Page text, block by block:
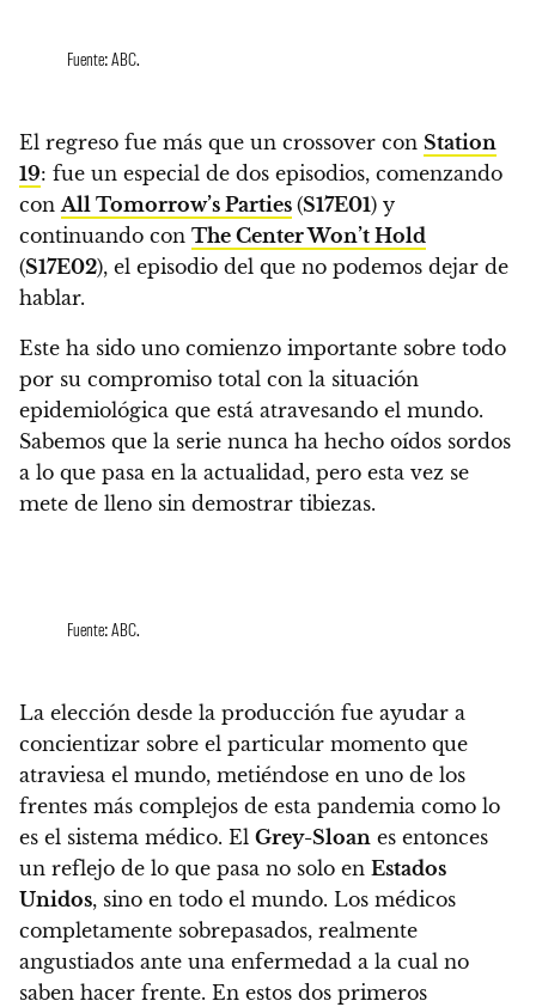
Fuente: ABC.
El regreso fue más que un crossover con Station
19: fue un especial de dos episodios, comenzando
conAll Tomorrow’s Parties (S17E01) y
continuando con The Center Won’t Hold
(S17E02), el episodio del que no podemos dejar de
hablar.
Este ha sido uno comienzo importante sobre todo
por su compromiso total con la situación
epidemiológica que está atravesando el mundo.
Sabemos que la serie nunca ha hecho oídos sordos
a lo que pasa en la actualidad, pero esta vez se
mete de lleno sin demostrar tibiezas.
Fuente: ABC.
La elección desde la producción fue ayudar a
concientizar sobre el particular momento que
atraviesa el mundo, metiéndose en uno de los
frentes más complejos de esta pandemia como lo
es el sistema médico. El Grey-Sloan es entonces
un reflejo de lo que pasa no solo en Estados
Unidos, sino en todo el mundo. Los médicos
completamente sobrepasados, realmente
angustiados ante una enfermedad a la cual no
saben hacer frente. En estos dos primeros